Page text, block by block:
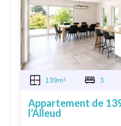
139m² 3
Appartement de
l’Alleud